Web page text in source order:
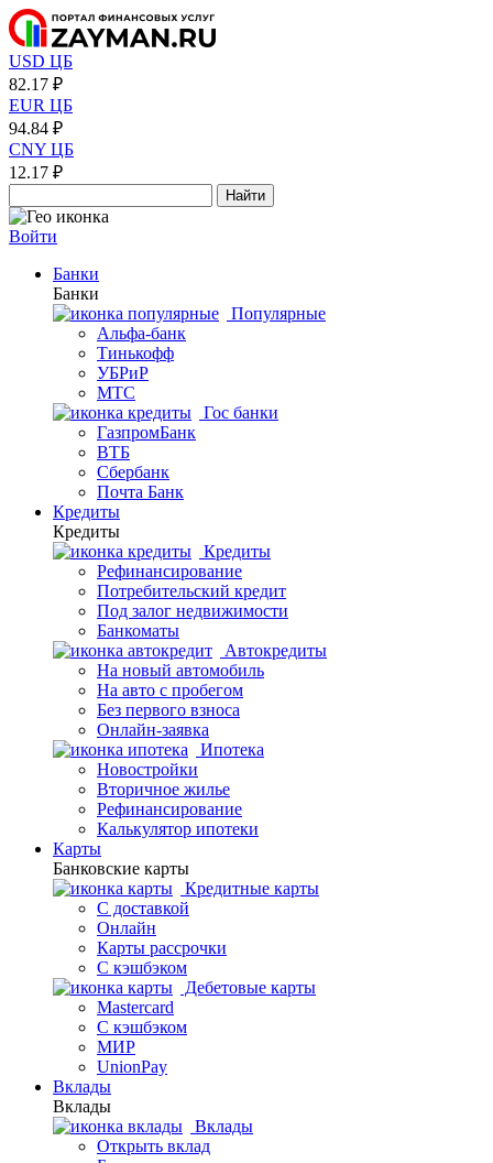
USD ЦБ
82.17 ₽
EUR ЦБ
94.84 ₽
CNY ЦБ
12.17 ₽
Найти
Войти
Банки
Банки
Популярные
Альфа-банк
Тинькофф
УБРиР
МТС
Гос банки
ГазпромБанк
ВТБ
Сбербанк
Почта Банк
Кредиты
Кредиты
Кредиты
Рефинансирование
Потребительский кредит
Под залог недвижимости
Банкоматы
Автокредиты
На новый автомобиль
На авто с пробегом
Без первого взноса
Онлайн-заявка
Ипотека
Новостройки
Вторичное жилье
Рефинансирование
Калькулятор ипотеки
Карты
Банковские карты
Кредитные карты
С доставкой
Онлайн
Карты рассрочки
С кэшбэком
Дебетовые карты
Mastercard
С кэшбэком
МИР
UnionPay
Вклады
Вклады
Вклады
Открыть вклад